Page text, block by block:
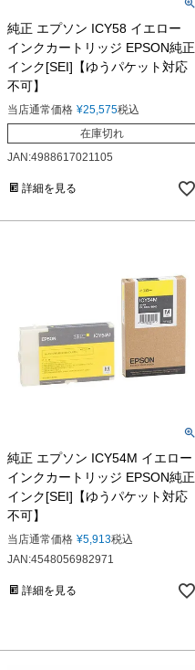
純正 エプソン ICY58 イエロー
インクカートリッジ EPSON純正
インク[SEI]【ゆうパケット対応
不可】
当店通常価格 ¥25,575税込
在庫切れ
JAN:4988617021105
詳細を見る
純正 エプソン ICY54M イエロー
インクカートリッジ EPSON純正
インク[SEI]【ゆうパケット対応
不可】
当店通常価格 ¥5,913税込
JAN:4548056982971
詳細を見る